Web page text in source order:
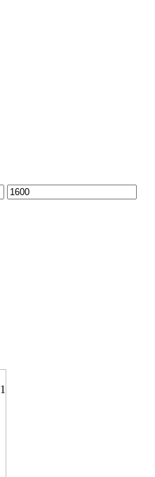
Max
cena